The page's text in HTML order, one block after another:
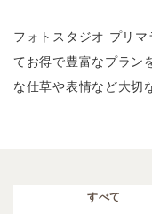
フォトスタジオ プリマ
てお得で豊富なプラン
な仕草や表情など大切
すべて